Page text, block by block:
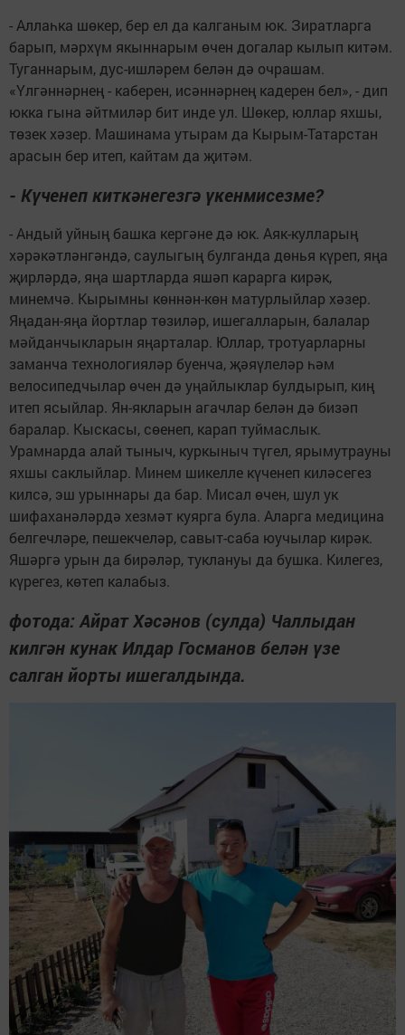
- Аллаһка шөкер, бер ел да калганым юк. Зиратларга
барып, мәрхүм якыннарым өчен догалар кылып китәм.
Туганнарым, дус-ишләрем белән дә очрашам.
«Үлгәннәрнең - каберен, исәннәрнең кадерен бел», - дип
юкка гына әйтмиләр бит инде ул. Шөкер, юллар яхшы,
төзек хәзер. Машинама утырам да Кырым-Татарстан
арасын бер итеп, кайтам да җитәм.
- Күченеп киткәнегезгә үкенмисезме?
- Андый уйның башка кергәне дә юк. Аяк-кулларың
хәрәкәтләнгәндә, саулыгың булганда дөнья күреп, яңа
җирләрдә, яңа шартларда яшәп карарга кирәк,
минемчә. Кырымны көннән-көн матурлыйлар хәзер.
Яңадан-яңа йортлар төзиләр, ишегалларын, балалар
мәйданчыкларын яңарталар. Юллар, тротуарларны
заманча технологияләр буенча, җәяүлеләр һәм
велосипедчылар өчен дә уңайлыклар булдырып, киң
итеп ясыйлар. Ян-якларын агачлар белән дә бизәп
баралар. Кыскасы, сөенеп, карап туймаслык.
Урамнарда алай тыныч, куркыныч түгел, ярымутрауны
яхшы саклыйлар. Минем шикелле күченеп киләсегез
килсә, эш урыннары да бар. Мисал өчен, шул ук
шифаханәләрдә хезмәт куярга була. Аларга медицина
белгечләре, пешекчеләр, савыт-саба юучылар кирәк.
Яшәргә урын да бирәләр, туклануы да бушка. Килегез,
күрегез, көтеп калабыз.
фотода: Айрат Хәсәнов (сулда) Чаллыдан
килгән кунак Илдар Госманов белән үзе
салган йорты ишегалдында.